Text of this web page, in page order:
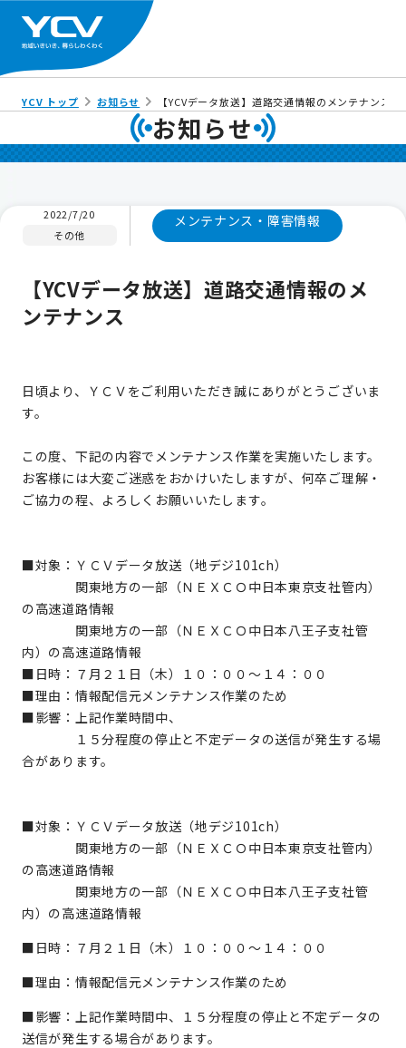
YCV トップ お知らせ 【YCVデータ放送】道路交通情報のメンテナンス
お知らせ
2022/7/20
その他
メンテナンス・障害情報
【YCVデータ放送】道路交通情報のメ
ンテナンス
日頃より、ＹＣＶをご利用いただき誠にありがとうございま
す。
この度、下記の内容でメンテナンス作業を実施いたします。
お客様には大変ご迷惑をおかけいたしますが、何卒ご理解・
ご協力の程、よろしくお願いいたします。
■対象：ＹＣＶデータ放送（地デジ101ch）
関東地方の一部（ＮＥＸＣＯ中日本東京支社管内）
の高速道路情報
関東地方の一部（ＮＥＸＣＯ中日本八王子支社管
内）の高速道路情報
■日時：７月２１日（木）１０：００～１４：００
■理由：情報配信元メンテナンス作業のため
■影響：上記作業時間中、
１５分程度の停止と不定データの送信が発生する場
合があります。
■対象：ＹＣＶデータ放送（地デジ101ch）
関東地方の一部（ＮＥＸＣＯ中日本東京支社管内）
の高速道路情報
関東地方の一部（ＮＥＸＣＯ中日本八王子支社管
内）の高速道路情報
■日時：７月２１日（木）１０：００～１４：００
■理由：情報配信元メンテナンス作業のため
■影響：上記作業時間中、１５分程度の停止と不定データの
送信が発生する場合があります。